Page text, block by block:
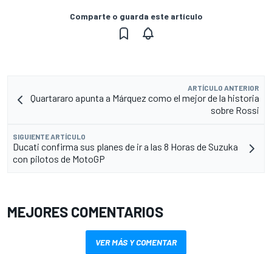
Comparte o guarda este artículo
ARTÍCULO ANTERIOR
Quartararo apunta a Márquez como el mejor de la historia
sobre Rossi
SIGUIENTE ARTÍCULO
Ducati confirma sus planes de ir a las 8 Horas de Suzuka
con pilotos de MotoGP
MEJORES COMENTARIOS
VER MÁS Y COMENTAR